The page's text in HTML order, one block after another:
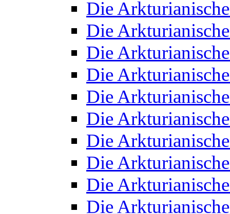
Die
Die
Die
Die
Die
Die
Die
Die
Die
Die